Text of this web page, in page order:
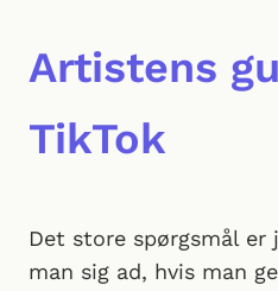
Artistens
TikTok
Det store spørgsmål
man sig ad, hvis man